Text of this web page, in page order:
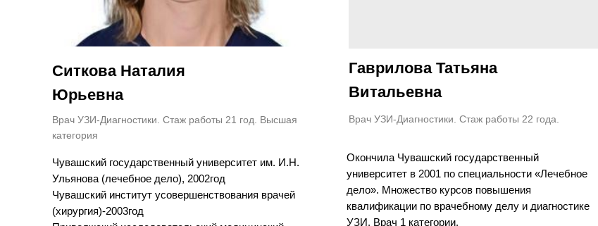
Врач УЗИ-Диагностики. Стаж работы 22 года.
Гаврилова Татьяна
Витальевна
Окончила Чувашский государственный
университет в 2001 по специальности «Лечебное
дело». Множество курсов повышения
квалификации по врачебному делу и диагностике
УЗИ. Врач 1 категории.
Чувашский государственный университет им. И.Н.
Ульянова (лечебное дело), 2002год
Чувашский институт усовершенствования врачей
(хирургия)-2003год
Врач УЗИ-Диагностики. Стаж работы 21 год. Высшая
категория
Ситкова Наталия
Юрьевна